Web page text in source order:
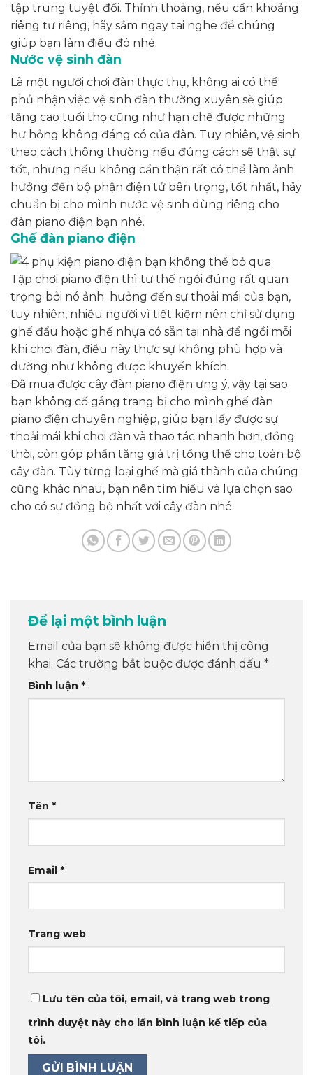
tập trung tuyệt đối. Thỉnh thoảng, nếu cần khoảng
riêng tư riêng, hãy sắm ngay tai nghe để chúng
giúp bạn làm điều đó nhé.
Nước vệ sinh đàn
Là một người chơi đàn thực thụ, không ai có thể
phủ nhận việc vệ sinh đàn thường xuyên sẽ giúp
tăng cao tuổi thọ cũng như hạn chế được những
hư hỏng không đáng có của đàn. Tuy nhiên, vệ sinh
theo cách thông thường nếu đúng cách sẽ thật sự
tốt, nhưng nếu không cẩn thận rất có thể làm ảnh
hưởng đến bộ phận điện tử bên trọng, tốt nhất, hãy
chuẩn bị cho mình nước vệ sinh dùng riêng cho
đàn piano điện bạn nhé.
Ghế đàn piano điện
Tập chơi piano điện thì tư thế ngồi đúng rất quan
trọng bởi nó ảnh hưởng đến sự thoải mái của bạn,
tuy nhiên, nhiều người vì tiết kiệm nên chỉ sử dụng
ghế đẩu hoặc ghế nhựa có sẵn tại nhà để ngồi mỗi
khi chơi đàn, điều này thực sự không phù hợp và
dường như không được khuyến khích.
Đã mua được cây đàn piano điện ưng ý, vậy tại sao
bạn không cố gắng trang bị cho mình ghế đàn
piano điện chuyên nghiệp, giúp bạn lấy được sự
thoải mái khi chơi đàn và thao tác nhanh hơn, đồng
thời, còn góp phần tăng giá trị tổng thể cho toàn bộ
cây đàn. Tùy từng loại ghế mà giá thành của chúng
cũng khác nhau, bạn nên tìm hiểu và lựa chọn sao
cho có sự đồng bộ nhất với cây đàn nhé.
Để lại một bình luận
Email của bạn sẽ không được hiển thị công
khai. Các trường bắt buộc được đánh dấu *
Bình luận *
Tên *
Email *
Trang web
Lưu tên của tôi, email, và trang web trong
trình duyệt này cho lần bình luận kế tiếp của
tôi.